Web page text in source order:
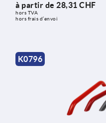
à partir de 28,31 CHF
hors TVA
hors frais d’envoi
K0796